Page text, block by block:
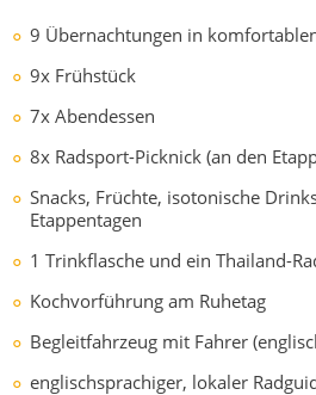
9 Übernachtungen in
9x Frühstück
7x Abendessen
8x Radsport-Picknick (an den
Snacks, Früchte, isotonische
Etappentagen
1 Trinkflasche und ein Thailand-
Kochvorführung am Ruhetag
Begleitfahrzeug mit Fahrer
englischsprachiger, lokaler